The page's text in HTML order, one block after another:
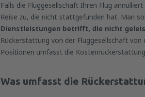
Falls die Fluggesellschaft Ihren Flug
Reise zu, die nicht stattgefunden hat. Man
Dienstleistungen betrifft, die nicht
Rückerstattung von der Fluggesellschaft
Positionen umfasst die
Was umfasst die